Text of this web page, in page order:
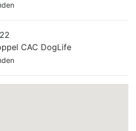
CAC DogLife